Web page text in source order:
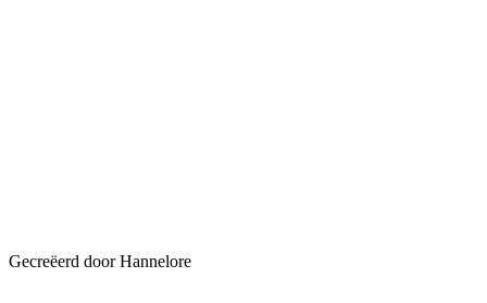
Gecreëerd door Hannelore